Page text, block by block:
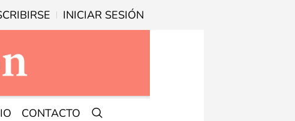
INICIAR SESIÓN
CONTACTO